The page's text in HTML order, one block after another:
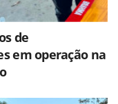
de
em operação na